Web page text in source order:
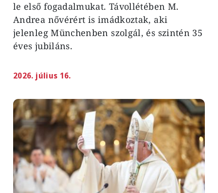
le első fogadalmukat. Távollétében M.
Andrea nővérért is imádkoztak, aki
jelenleg Münchenben szolgál, és szintén 35
éves jubiláns.
2026. július 16.
Image